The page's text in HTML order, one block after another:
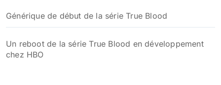
Générique de début de la série True Blood
Un reboot de la série True Blood en développement
chez HBO